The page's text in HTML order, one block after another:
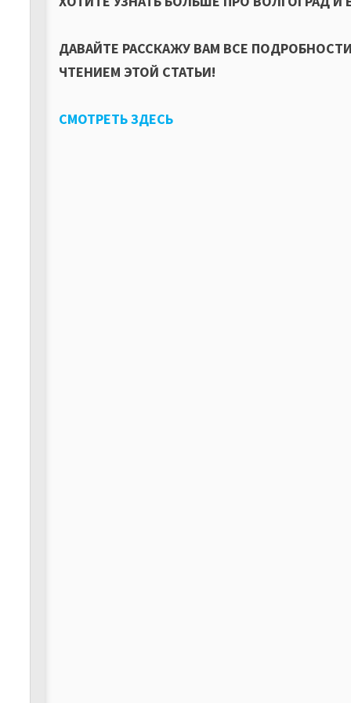
ДАВАЙТЕ РАССКАЖУ ВАМ ВСЕ
ЧТЕНИЕМ ЭТОЙ СТАТЬИ!
СМОТРЕТЬ ЗДЕСЬ